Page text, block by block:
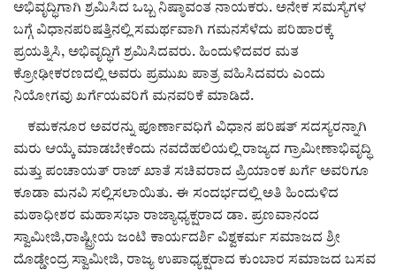
ಅಭಿವೃದ್ಧಿಗಾಗಿ ಶ್ರಮಿಸಿದ ಒಬ್ಬ ನಿಷ್ಠಾವಂತ ನಾಯಕರು. ಅನೇಕ ಸಮಸ್ಯೆಗಳ
ಬಗ್ಗೆ ವಿಧಾನಪರಿಷತ್ತಿನಲ್ಲಿ ಸಮರ್ಥವಾಗಿ ಗಮನಸೆಳೆದು ಪರಿಹಾರಕ್ಕೆ
ಪ್ರಯತ್ನಿಸಿ, ಅಭಿವೃದ್ಧಿಗೆ ಶ್ರಮಿಸಿದವರು. ಹಿಂದುಳಿದವರ ಮತ
ಕ್ರೋಢೀಕರಣದಲ್ಲಿ ಅವರು ಪ್ರಮುಖ ಪಾತ್ರ ವಹಿಸಿದವರು ಎಂದು
ನಿಯೋಗವು ಖರ್ಗೆಯವರಿಗೆ ಮನವರಿಕೆ ಮಾಡಿದೆ.
ಕಮಕನೂರ ಅವರನ್ನು ಪೂರ್ಣಾವಧಿಗೆ ವಿಧಾನ ಪರಿಷತ್ ಸದಸ್ಯರನ್ನಾಗಿ
ಮರು ಆಯ್ಕೆ ಮಾಡಬೇಕೆಂದು ನವದೆಹಲಿಯಲ್ಲಿ ರಾಜ್ಯದ ಗ್ರಾಮೀಣಾಭಿವೃದ್ಧಿ
ಮತ್ತು ಪಂಚಾಯತ್ ರಾಜ್ ಖಾತೆ ಸಚಿವರಾದ ಪ್ರಿಯಾಂಕ ಖರ್ಗೆ ಅವರಿಗೂ
ಕೂಡಾ ಮನವಿ ಸಲ್ಲಿಸಲಾಯಿತು. ಈ ಸಂದರ್ಭದಲ್ಲಿ ಅತಿ ಹಿಂದುಳಿದ
ಮಠಾಧೀಶರ ಮಹಾಸಭಾ ರಾಜ್ಯಾಧ್ಯಕ್ಷರಾದ ಡಾ. ಪ್ರಣವಾನಂದ
ಸ್ವಾಮೀಜಿ,ರಾಷ್ಟ್ರೀಯ ಜಂಟಿ ಕಾರ್ಯದರ್ಶಿ ವಿಶ್ವಕರ್ಮ ಸಮಾಜದ ಶ್ರೀ
ದೊಡ್ಡೇಂದ್ರ ಸ್ವಾಮೀಜಿ, ರಾಜ್ಯ ಉಪಾಧ್ಯಕ್ಷರಾದ ಕುಂಬಾರ ಸಮಾಜದ ಬಸವ